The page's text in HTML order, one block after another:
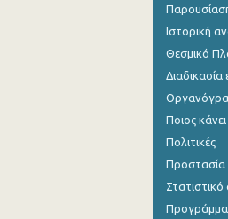
4o
1o
3o
Ιστορική
Θεσμικό
Ποιος κάνει
Πολιτικές